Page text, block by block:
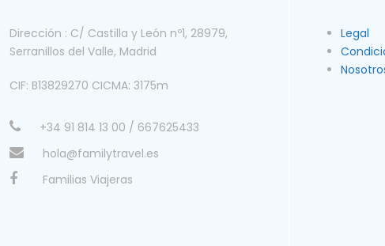
Dirección : C/ Castilla y León nº1, 28979,
Serranillos del Valle, Madrid
CIF: B13829270 CICMA: 3175m
+34 91 814 13 00 / 667625433
hola@familytravel.es
Familias Viajeras
Legal